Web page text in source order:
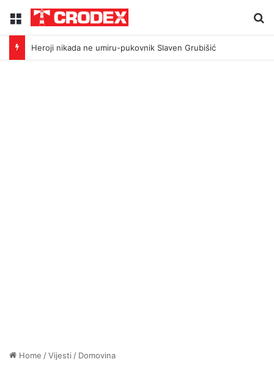
Menu
Heroji nikada ne umiru-pukovnik Slaven Grubišić
Home /Vijesti / Domovina